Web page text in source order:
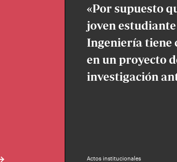
«Por supuesto
joven
Ingeniería tiene
en un proyecto
investigación
Actos institucionales